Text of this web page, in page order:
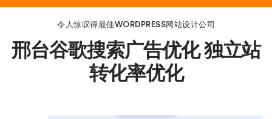
令人惊叹得最佳WORDPRESS网站设计公司
邢台谷歌搜索广告优化 独立站
转化率优化